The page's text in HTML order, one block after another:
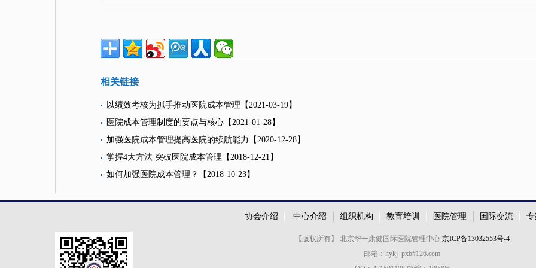
相关链接
以绩效考核为抓手推动医院成本管理 【2021-03-19】
医院成本管理制度的要点与核心 【2021-01-28】
加强医院成本管理提高医院的续航能力
【2020-12-28】
掌握4大方法 突破医院成本管理 【2018-12-21】
如何加强医院成本管理？
【2018-10-23】
协会介绍 中心介绍 组织机构 教育培训 医院管理 国际交流
【版权所有】 北京华一康健国际医院管理中心 京ICP备13032553号-4
邮箱：hykj_pxb#126.com